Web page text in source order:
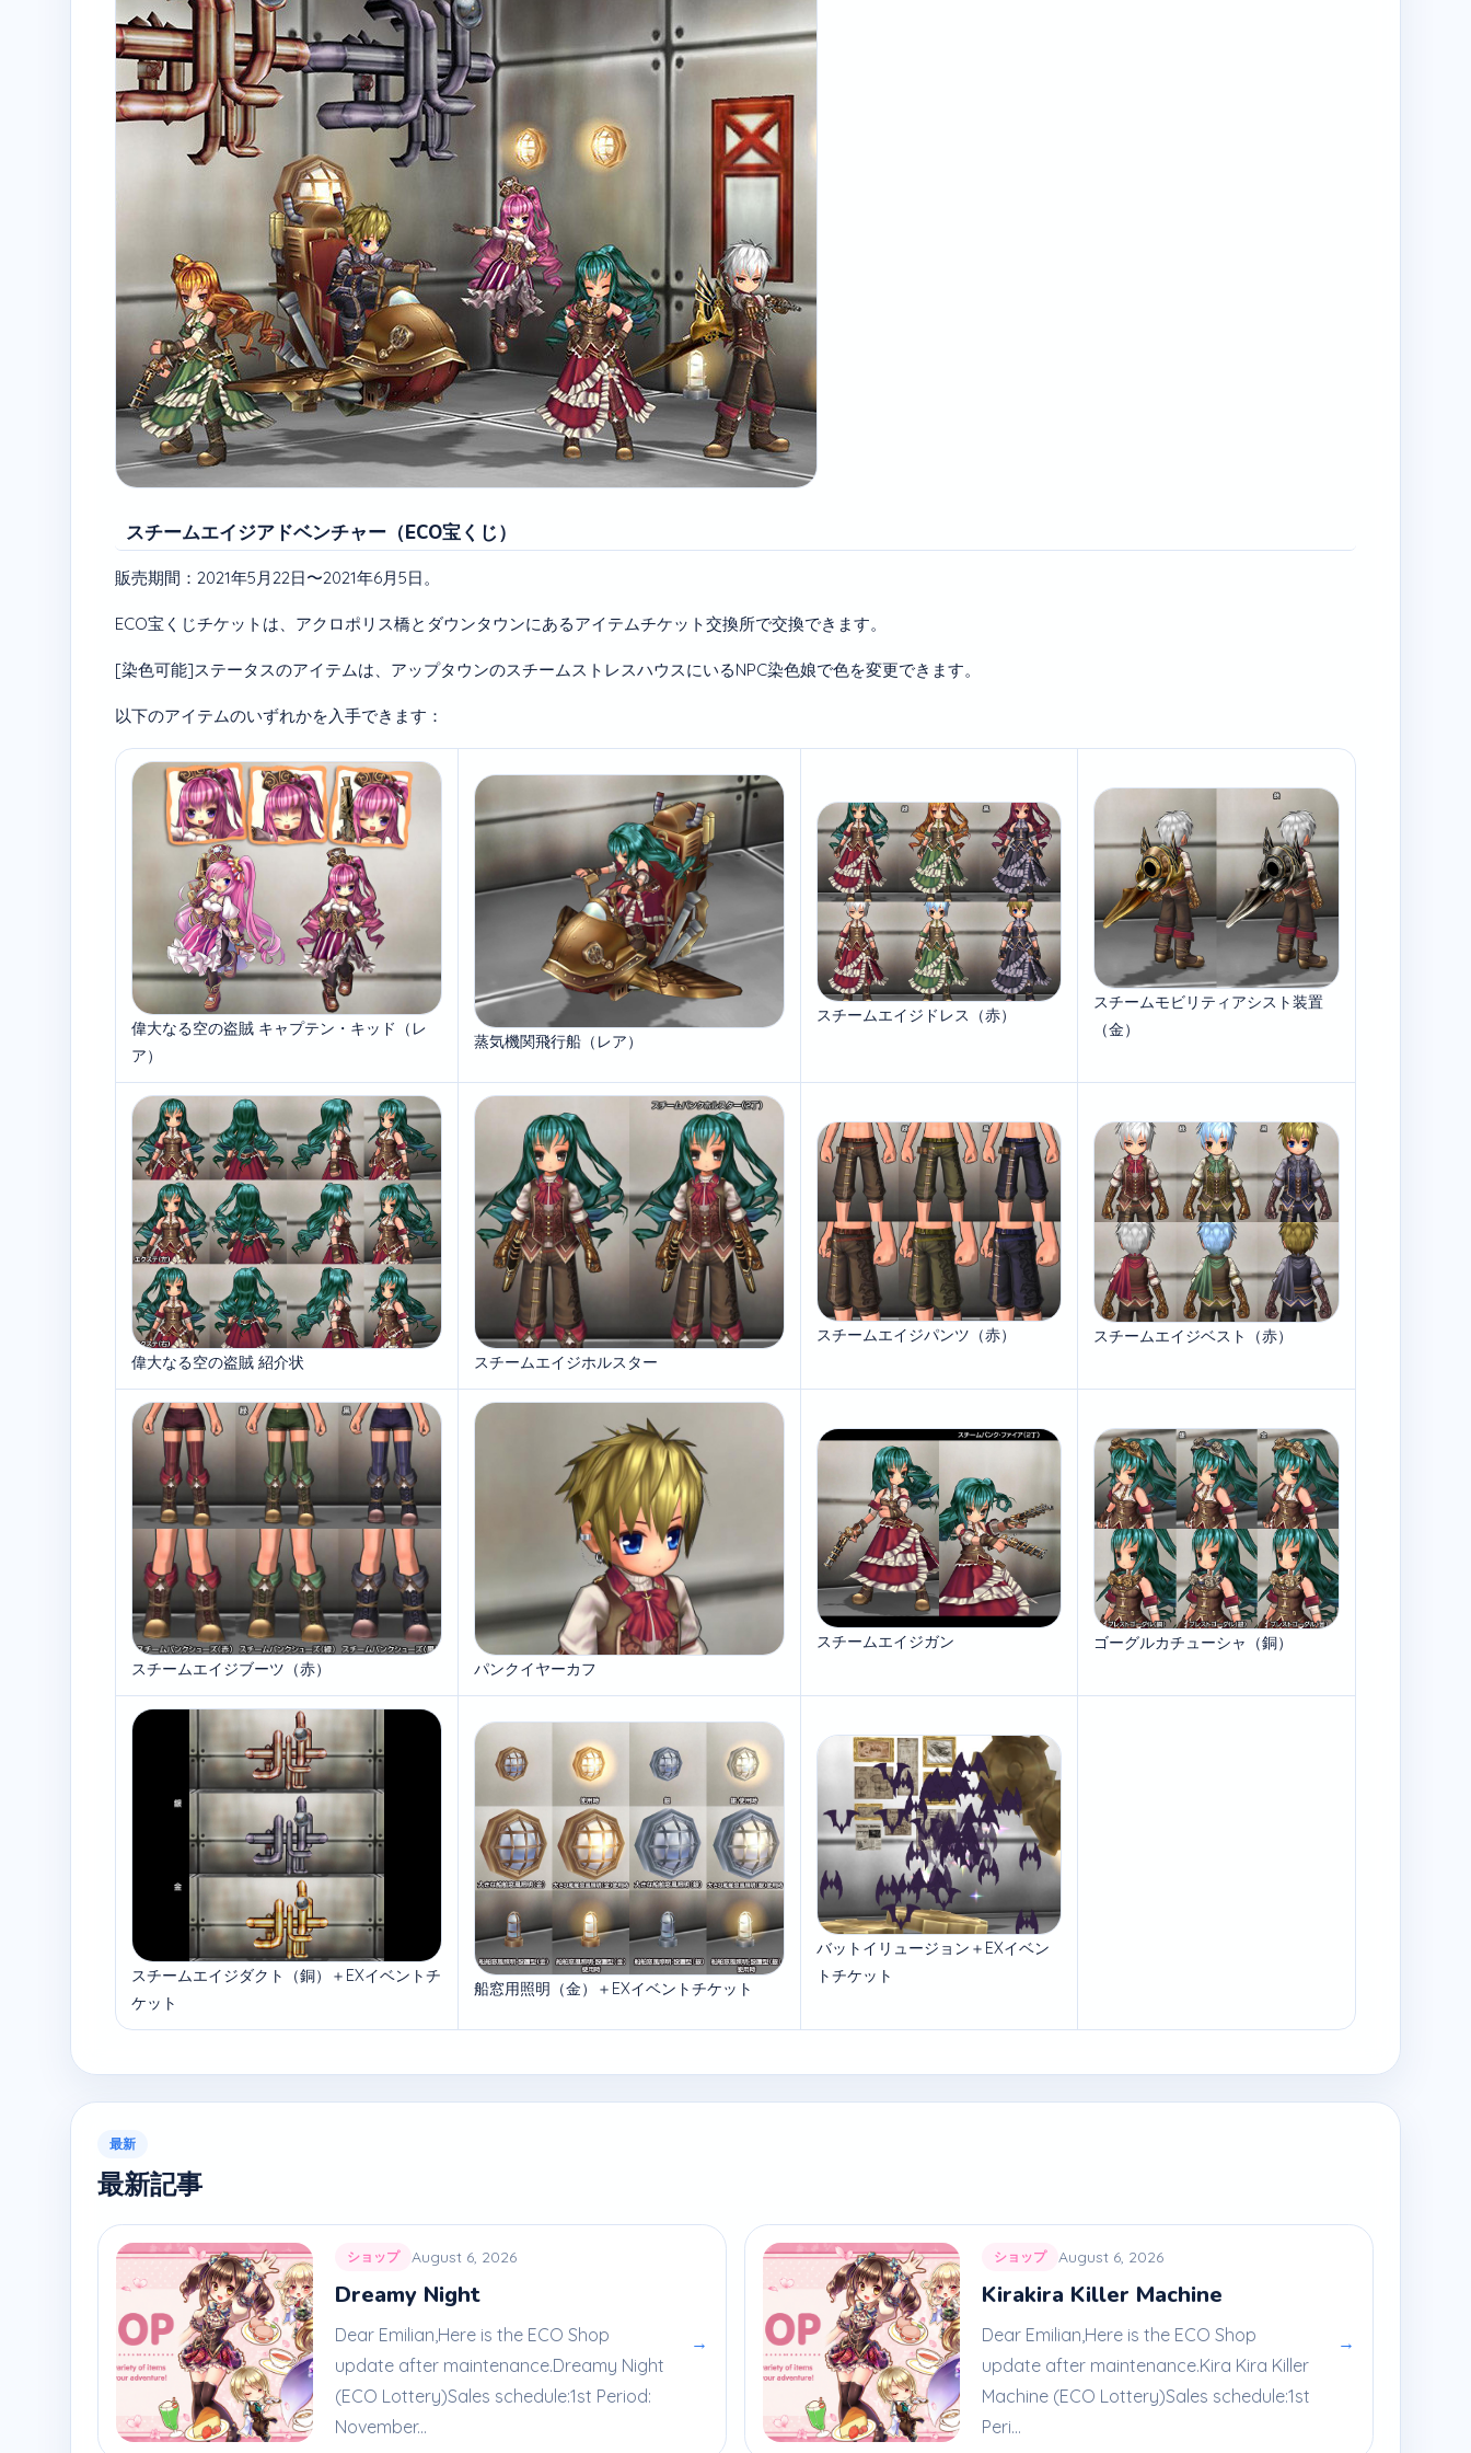
スチームエイジアドベンチャー（ECO宝くじ）
販売期間：2021年5月22日〜2021年6月5日。
ECO宝くじチケットは、アクロポリス橋とダウンタウンにあるアイテムチケット交換所で交換できます。
[染色可能]ステータスのアイテムは、アップタウンのスチームストレスハウスにいるNPC染色娘で色を変更できます。
以下のアイテムのいずれかを入手できます：
偉大なる空の盗賊 キャプテン・キッド（レ
ア）
蒸気機関飛行船（レア）
スチームエイジドレス（赤）
スチームモビリティアシスト装置
（金）
偉大なる空の盗賊 紹介状 スチームエイジホルスター
スチームエイジパンツ（赤） スチームエイジベスト（赤）
スチームエイジブーツ（赤） パンクイヤーカフ
スチームエイジガン ゴーグルカチューシャ（銅）
スチームエイジダクト（銅）＋EXイベントチ
ケット
船窓用照明（金）＋EXイベントチケット
バットイリュージョン＋EXイベン
トチケット
最新
最新記事
ショップ August 6, 2026
Dreamy Night
Dear Emilian,Here is the ECO Shop
update after maintenance.Dreamy Night
(ECO Lottery)Sales schedule:1st Period:
November...
→
ショップ August 6, 2026
Kirakira Killer Machine
Dear Emilian,Here is the ECO Shop
update after maintenance.Kira Kira Killer
Machine (ECO Lottery)Sales schedule:1st
Peri...
→